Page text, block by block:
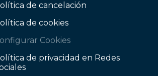
de cancelación
de cookies
Cookies
de privacidad en Redes